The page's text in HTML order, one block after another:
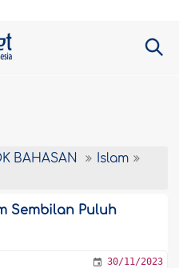
BAHASAN
Islam
Sembilan Puluh
30/11/2023